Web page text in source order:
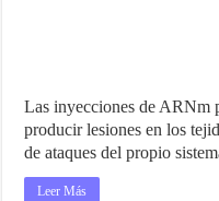
Las inyecciones de ARNm
producir lesiones en los
de ataques del propio
Leer Más